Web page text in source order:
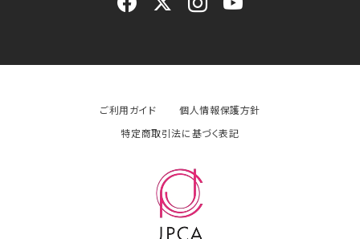
ご利用ガイド
個人情報保護方針
特定商取引法に基づく表記